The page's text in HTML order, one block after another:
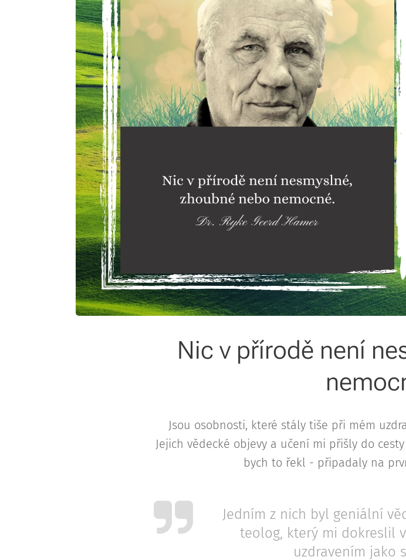
Nic v přírodě není
Jsou osobnosti, které stály tiše při mém
Jejich vědecké objevy a učení mi přišly do
bych to řekl - připadaly na
Jedním z nich byl geniální
teolog, který mi dokreslil
uzdravením jako